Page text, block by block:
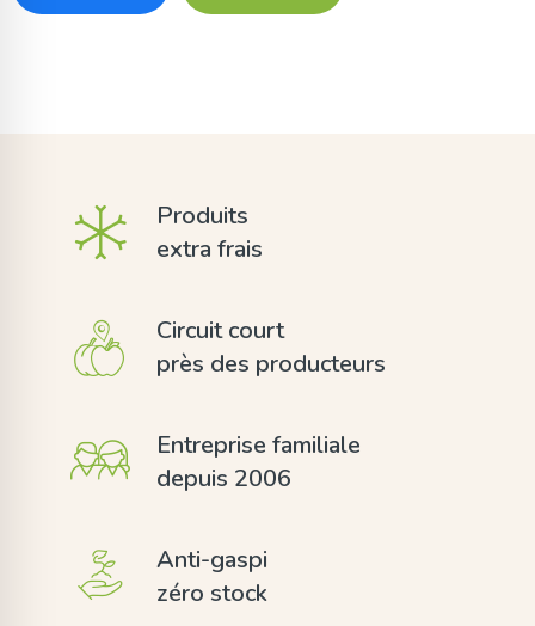
Produits
extra frais
Circuit court
près des producteurs
Entreprise familiale
depuis 2006
Anti-gaspi
zéro stock